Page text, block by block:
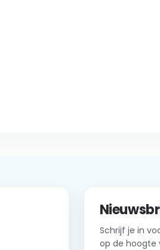
Schrijf je in
op de hoogte